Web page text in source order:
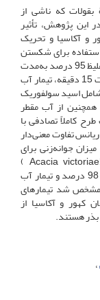
که ناشی از
این پژوهش، تأثیر
و آکاسیا و تحریک
برای شکستن
خواب بذر عبارت بودند از: تیمار اسید سولفوریک غلیظ 95 درصد به‌مدت
15 دقیقه، اسید سولفوریک رقیق 50 درصد به‌مدت 15 دقیقه، تیمار آب
ترکیبی شامل اسید سولفوریک
95 درجه و سرما. همچنین از آب مقطر
کاملاً تصادفی با
تفاوت معنی‌دار
جوانه‌زنی برای
گیاهان کهور (Prospopis juliflora) و آکاسیا (Acacia victoriae )
به‌ترتیب، بر اثر اعمال تیمار اسید سولفوریک غلیظ 98 درصد و تیمار آب
شد تیمارهای
کهور و آکاسیا از
هستند.